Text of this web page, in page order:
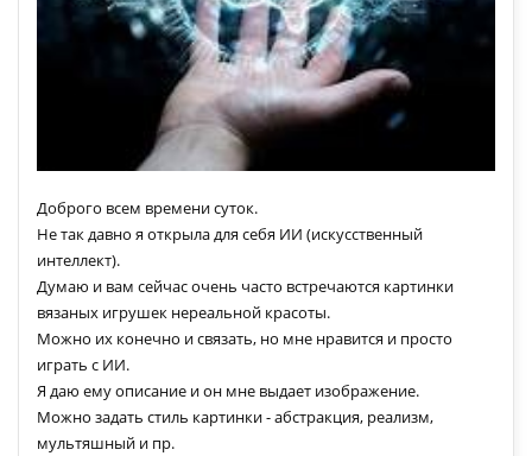
Доброго всем времени суток.
Не так давно я открыла для себя ИИ (искусственный
интеллект).
Думаю и вам сейчас очень часто встречаются картинки
вязаных игрушек нереальной красоты.
Можно их конечно и связать, но мне нравится и просто
играть с ИИ.
Я даю ему описание и он мне выдает изображение.
Можно задать стиль картинки - абстракция, реализм,
мультяшный и пр.